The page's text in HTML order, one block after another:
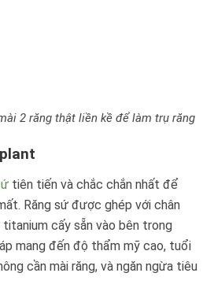
2 răng thật liền kề để làm trụ răng
tiên tiến và chắc chắn nhất để
Răng sứ được ghép với chân
cấy sẵn vào bên trong
mang đến độ thẩm mỹ cao, tuổi
cần mài răng, và ngăn ngừa tiêu